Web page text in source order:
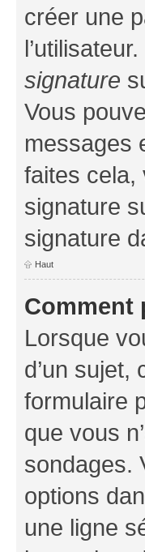
créer une
signature
Vous
messages
faites cela,
signature
signature
Haut
Comment
Lorsque
d’un sujet,
formulaire
que vous
sondages.
options
une ligne